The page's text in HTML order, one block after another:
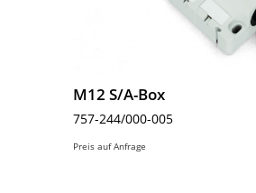
M12 S/A-Box
757-244/000-005
Preis auf Anfrage